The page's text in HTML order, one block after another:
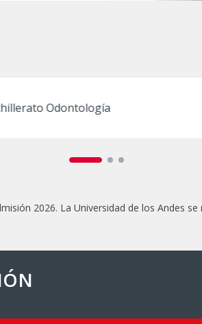
Odontología
2026. La Universidad de los Andes